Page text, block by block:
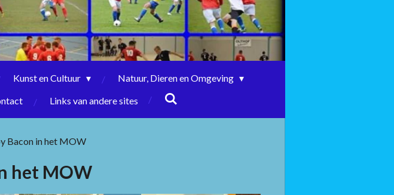
Kunst en Cultuur
Natuur, Dieren en Omgeving
Links van andere sites
Bacon in het MOW
het MOW